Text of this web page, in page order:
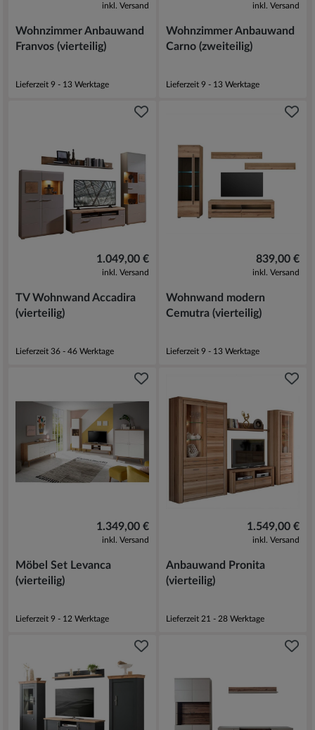
inkl. Versand
Wohnzimmer Anbauwand
Franvos (vierteilig)
Lieferzeit 9 - 13 Werktage
inkl. Versand
Wohnzimmer Anbauwand
Carno (zweiteilig)
Lieferzeit 9 - 13 Werktage
1.049,00 €
inkl. Versand
TV Wohnwand Accadira
(vierteilig)
Lieferzeit 36 - 46 Werktage
839,00 €
inkl. Versand
Wohnwand modern
Cemutra (vierteilig)
Lieferzeit 9 - 13 Werktage
1.349,00 €
inkl. Versand
Möbel Set Levanca
(vierteilig)
Lieferzeit 9 - 12 Werktage
1.549,00 €
inkl. Versand
Anbauwand Pronita
(vierteilig)
Lieferzeit 21 - 28 Werktage